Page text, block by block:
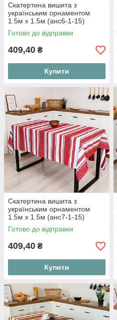
Скатертина вишита з
українським орнаментом
1.5м х 1.5м (анс6-1-15)
Готово до відправки
409,40 ₴
Купити
Скатертина вишита з
українським орнаментом
1.5м х 1.5м (анс7-1-15)
Готово до відправки
409,40 ₴
Купити